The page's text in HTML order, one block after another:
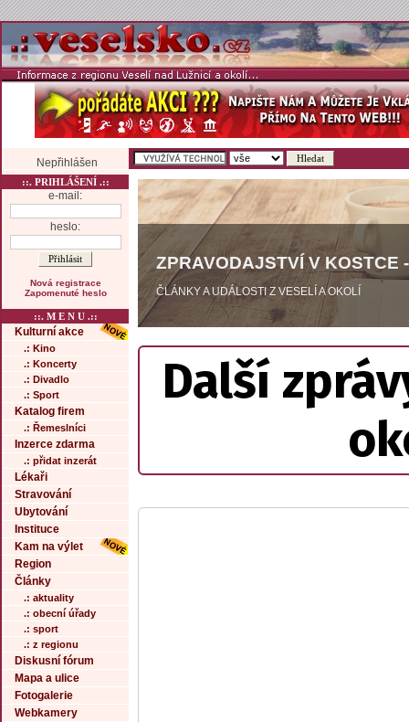
Nepřihlášen
::. PRIHLÁŠENÍ .::
e-mail:
heslo:
Nová registrace
Zapomenuté heslo
::. M E N U .::
Kulturní akce
.: Kino
.: Koncerty
.: Divadlo
.: Sport
Katalog firem
.: Řemeslníci
Inzerce zdarma
.: přidat inzerát
Lékaři
Stravování
Ubytování
Instituce
Kam na výlet
Region
Články
.: aktuality
.: obecní úřady
.: sport
.: z regionu
Diskusní fórum
Mapa a ulice
Fotogalerie
Webkamery
ZPRAVODAJSTVÍ V KOSTCE
ČLÁNKY A UDÁLOSTI Z VESELÍ A OKOLÍ
Další